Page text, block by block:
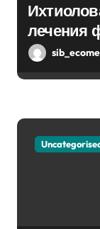
п
и
лечения